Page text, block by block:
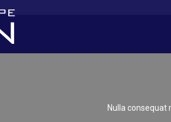
Nulla consequat